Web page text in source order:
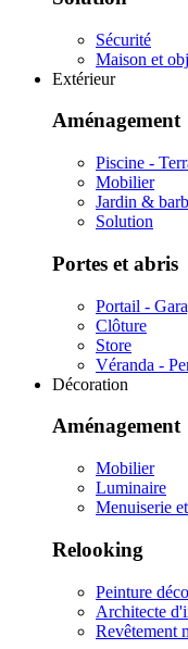
Sécurité
Maison et
Extérieur
Aménagement
Piscine -
Mobilier
Jardin &
Solution
Portes et abris
Portail -
Clôture
Store
Véranda -
Décoration
Aménagement
Mobilier
Luminaire
Menuiserie
Relooking
Peinture
Architecte
Revêtement